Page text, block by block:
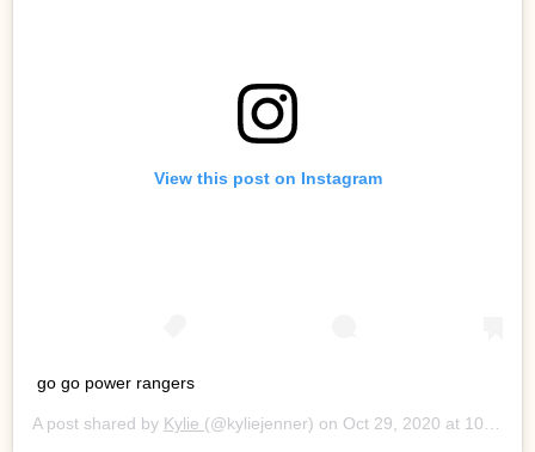
View this post on Instagram
go go power rangers
A post shared by Kylie (@kyliejenner) on Oct 29, 2020 at 10:13pm PDT